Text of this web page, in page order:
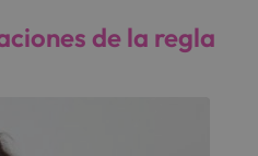
de la regla